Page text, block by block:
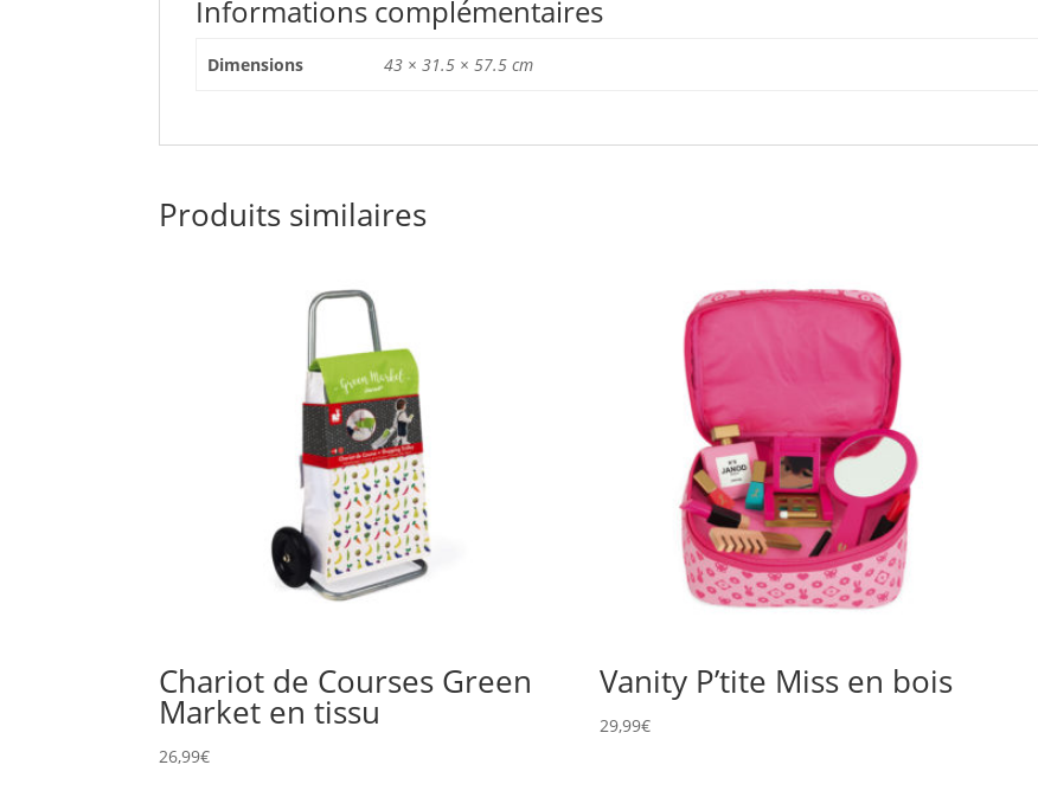
Informations complémentaires
Dimensions 43 × 31.5 × 57.5 cm
Produits similaires
Chariot de Courses Green
Market en tissu
26,99€
Vanity P’tite Miss en bois
29,99€